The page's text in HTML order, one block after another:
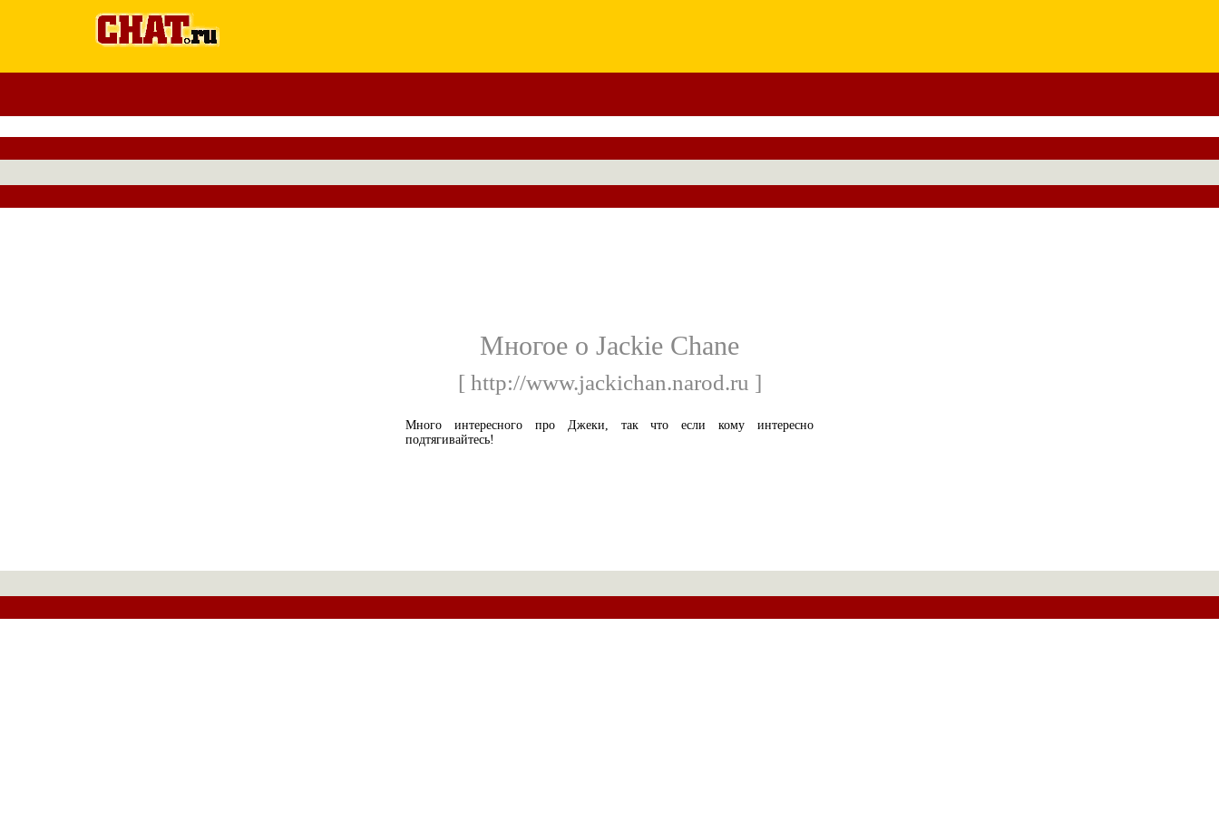
Многое о Jackie Chane
[ http://www.jackichan.narod.ru ]
Много интересного про Джеки, так что если кому интересно
подтягивайтесь!